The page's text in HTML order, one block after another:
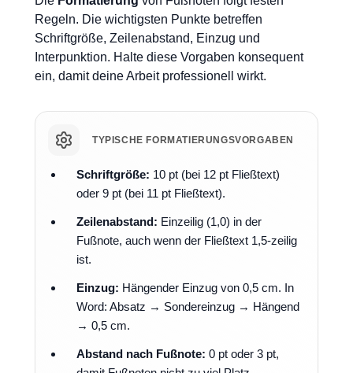
Regeln. Die wichtigsten Punkte betreffen
Schriftgröße, Zeilenabstand, Einzug und
Interpunktion. Halte diese Vorgaben konsequent
ein, damit deine Arbeit professionell wirkt.
TYPISCHE FORMATIERUNGSVORGABEN
Schriftgröße: 10 pt (bei 12 pt Fließtext)
oder 9 pt (bei 11 pt Fließtext).
Zeilenabstand: Einzeilig (1,0) in der
Fußnote, auch wenn der Fließtext 1,5-zeilig
ist.
Einzug: Hängender Einzug von 0,5 cm. In
Word: Absatz → Sondereinzug → Hängend
→ 0,5 cm.
Abstand nach Fußnote: 0 pt oder 3 pt,